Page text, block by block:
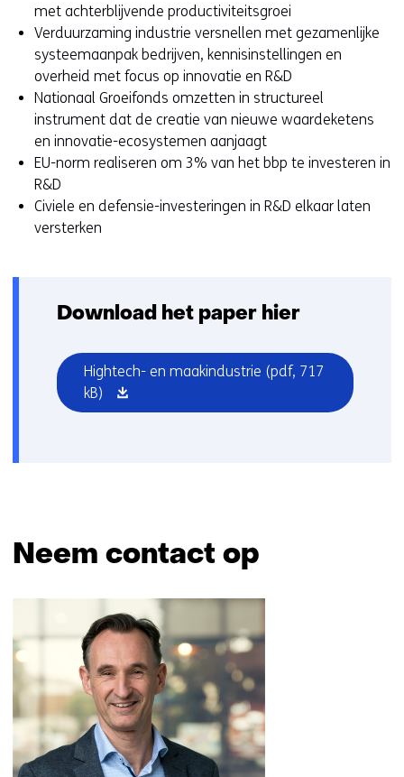
met achterblijvende productiviteitsgroei
Verduurzaming industrie versnellen met gezamenlijke
systeemaanpak bedrijven, kennisinstellingen en
overheid met focus op innovatie en R&D
Nationaal Groeifonds omzetten in structureel
instrument dat de creatie van nieuwe waardeketens
en innovatie-ecosystemen aanjaagt
EU-norm realiseren om 3% van het bbp te investeren in
R&D
Civiele en defensie-investeringen in R&D elkaar laten
versterken
Download het paper hier
Hightech- en maakindustrie (pdf, 717
kB) (opent
in
Neem contact op
over
(Neem
contact
op)